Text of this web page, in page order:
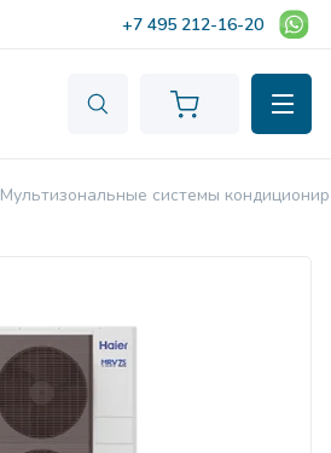
+7 495 212-16-20
Мультизональные системы